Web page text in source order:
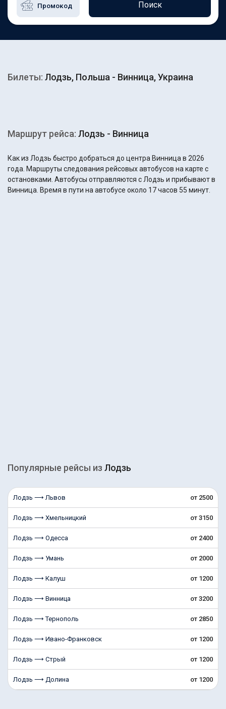
Поиск
Билеты: Лодзь, Польша - Винница, Украина
Маршрут рейса: Лодзь - Винница
Как из Лодзь быстро добраться до центра Винница в 2026
года. Маршруты следования рейсовых автобусов на карте с
остановками. Автобусы отправляются с Лодзь и прибывают в
Винница. Время в пути на автобусе около 17 часов 55 минут.
Популярные рейсы из Лодзь
Лодзь ⟶ Львов от 2500
Лодзь ⟶ Хмельницкий от 3150
Лодзь ⟶ Одесса от 2400
Лодзь ⟶ Умань от 2000
Лодзь ⟶ Калуш от 1200
Лодзь ⟶ Винница от 3200
Лодзь ⟶ Тернополь от 2850
Лодзь ⟶ Ивано-Франковск от 1200
Лодзь ⟶ Стрый от 1200
Лодзь ⟶ Долина от 1200